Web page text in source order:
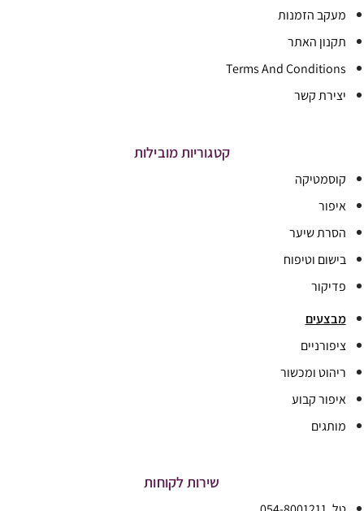
מעקב הזמנות
תקנון האתר
Terms And Conditions
יצירת קשר
קטגוריות מובילות
קוסמטיקה
איפור
הסרת שיער
בישום וטיפוח
פדיקור
מבצעים
ציפורניים
ריהוט ומכשור
איפור קבוע
מותגים
שירות לקוחות